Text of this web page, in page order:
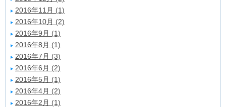
2016年11月 (1)
2016年10月 (2)
2016年9月 (1)
2016年8月 (1)
2016年7月 (3)
2016年6月 (2)
2016年5月 (1)
2016年4月 (2)
2016年2月 (1)